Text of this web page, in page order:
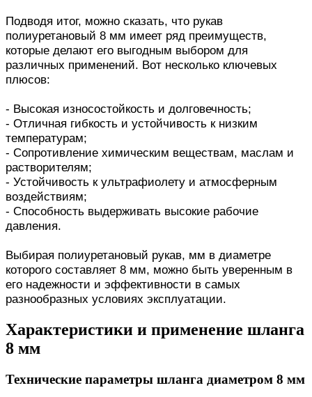
Подводя итог, можно сказать, что рукав
полиуретановый 8 мм имеет ряд преимуществ,
которые делают его выгодным выбором для
различных применений. Вот несколько ключевых
плюсов:
- Высокая износостойкость и долговечность;
- Отличная гибкость и устойчивость к низким
температурам;
- Сопротивление химическим веществам, маслам и
растворителям;
- Устойчивость к ультрафиолету и атмосферным
воздействиям;
- Способность выдерживать высокие рабочие
давления.
Выбирая полиуретановый рукав, мм в диаметре
которого составляет 8 мм, можно быть уверенным в
его надежности и эффективности в самых
разнообразных условиях эксплуатации.
Характеристики и применение шланга
8 мм
Технические параметры шланга диаметром 8 мм